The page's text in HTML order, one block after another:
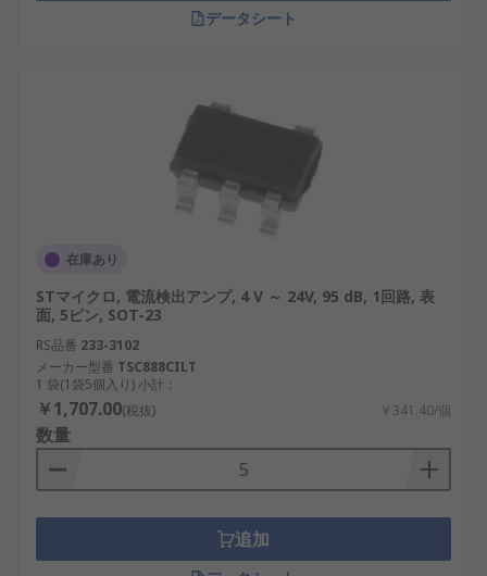
構成を選択します。
CSA は、産業から趣味のプロジェクトまで、さまざ
まな分野で不可欠です。
再生可能エネルギー システム
：CSA は、ソー
ラー パネルと風力タービンの電流を監視し、
性を確保します。
産業用ロボット：リアルタイムで電流を測定
し、効率的で正確な動作をサポートすること
で、正確なモーター制御の維持に役立ちま
す。
バッテリー管理システム
：CSA は充電と放電
のサイクルを追跡し、バッテリー寿命を延ば
し、過充電を防止します。
およびドライブトレイン システムの電流を監
視することで安全な動作を保証します。
データシート
在庫あり
STマイクロ, 電流検出アンプ, 4 V ～ 24V, 95 dB, 1回路, 表
面, 5ピン, SOT-23
RS品番 233-3102
メーカー型番 TSC888CILT
1 袋(1袋5個入り) 小計：
￥1,707.00(税抜) ￥341.40/個
数量
追加